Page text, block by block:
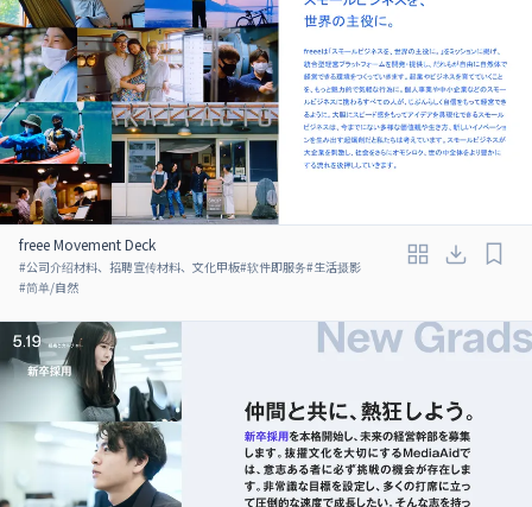
freee Movement Deck
#公司介绍材料、招聘宣传材料、文化甲板#软件即服务#生活摄影
#简单/自然